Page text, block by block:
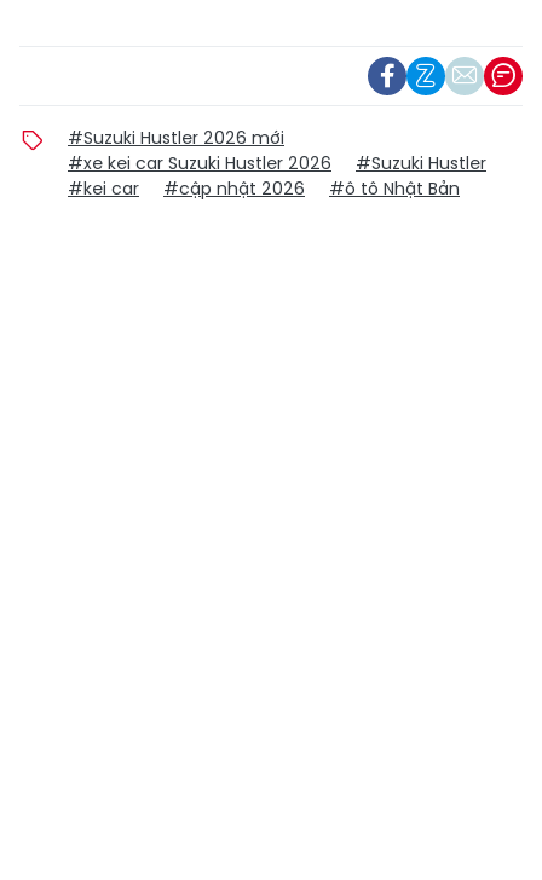
#Suzuki Hustler 2026 mới
#xe kei car Suzuki Hustler 2026
#Suzuki Hustler
#kei car
#cập nhật 2026 #ô tô Nhật Bản